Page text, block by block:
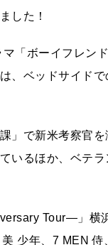
した！
「ボーイフレン
、ベッドサイド
」で新米考察官
いるほか、ベテ
Tour—」横
少年、7 MEN